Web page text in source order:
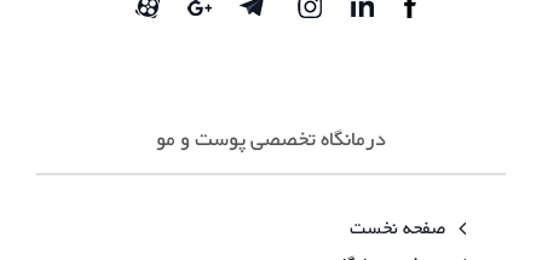
درمانگاه تخصصی پوست و مو
صفحه نخست